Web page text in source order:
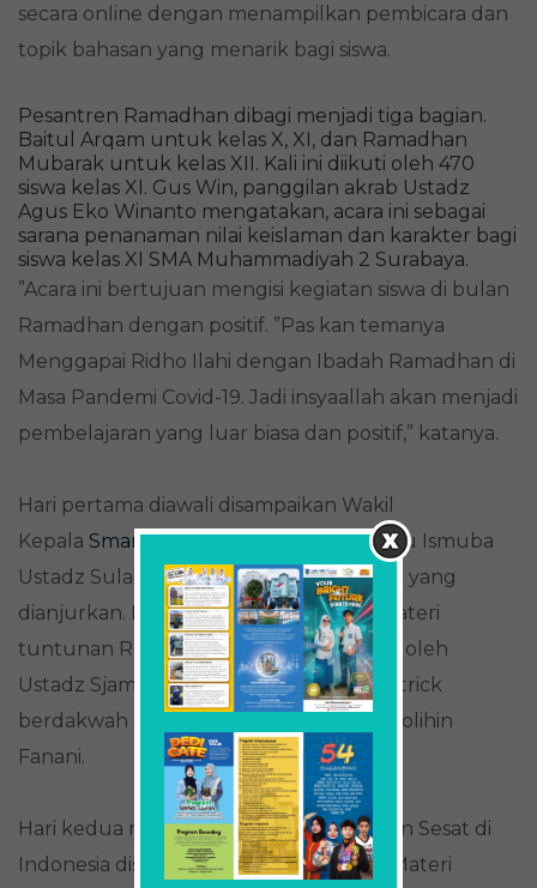
secara online dengan menampilkan pembicara dan
topik bahasan yang menarik bagi siswa.
Pesantren Ramadhan dibagi menjadi tiga bagian.
Baitul Arqam untuk kelas X, XI, dan Ramadhan
Mubarak untuk kelas XII. Kali ini diikuti oleh 470
siswa kelas XI. Gus Win, panggilan akrab Ustadz
Agus Eko Winanto mengatakan, acara ini sebagai
sarana penanaman nilai keislaman dan karakter bagi
siswa kelas XI SMA Muhammadiyah 2 Surabaya.
”Acara ini bertujuan mengisi kegiatan siswa di bulan
Ramadhan dengan positif. ”Pas kan temanya
Menggapai Ridho Ilahi dengan Ibadah Ramadhan di
Masa Pandemi Covid-19. Jadi insyaallah akan menjadi
pembelajaran yang luar biasa dan positif,” katanya.
Hari pertama diawali disampaikan Wakil
Kepala Smamda Surabayasekaligus guru Ismuba
Ustadz Sulaiman tentang shalat sunnah yang
dianjurkan. Dilanjutkan siang harinya materi
tuntunan Ramadhan yang disampaikan oleh
Ustadz Sjamsu. Terakhir materi tips dan trick
berdakwah disampaikan oleh Ustadz Sholihin
Fanani.
Hari kedua materi Mengenal Aliran-Aliran Sesat di
Indonesia disampaikan Ustadz Suhadi. Materi